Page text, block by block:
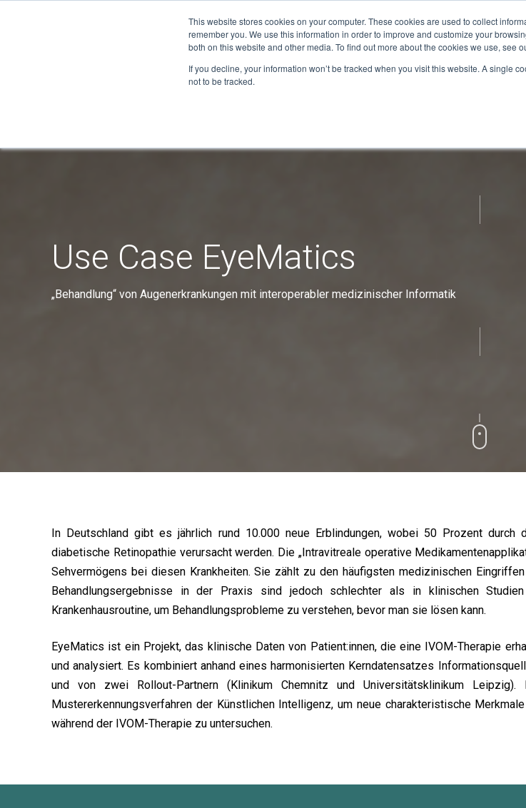
This website stores cookies on your computer. These cookies are used to collect
remember you. We use this information in order to improve and customize your
both on this website and other media. To find out more about the cookies we use, see
If you decline, your information won’t be tracked when you visit this website. A single
not to be tracked.
Use Case EyeMatics
„Behandlung“ von Augenerkrankungen mit interoperabler medizinischer Informatik
In Deutschland gibt es jährlich rund 10.000 neue Erblindungen, wobei 50 Prozent
diabetische Retinopathie verursacht werden. Die „Intravitreale operative
Sehvermögens bei diesen Krankheiten. Sie zählt zu den häufigsten medizinischen
Behandlungsergebnisse in der Praxis sind jedoch schlechter als in klinischen
Krankenhausroutine, um Behandlungsprobleme zu verstehen, bevor man sie lösen kann.
EyeMatics ist ein Projekt, das klinische Daten von Patient:innen, die eine IVOM-Therapie
und analysiert. Es kombiniert anhand eines harmonisierten Kerndatensatzes
und von zwei Rollout-Partnern (Klinikum Chemnitz und Universitätsklinikum
Mustererkennungsverfahren der Künstlichen Intelligenz, um neue charakteristische
während der IVOM-Therapie zu untersuchen.